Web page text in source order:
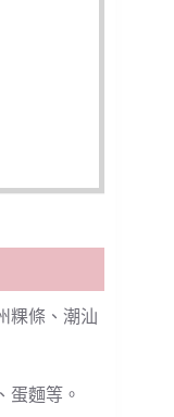
粿條、潮汕
蛋麵等。